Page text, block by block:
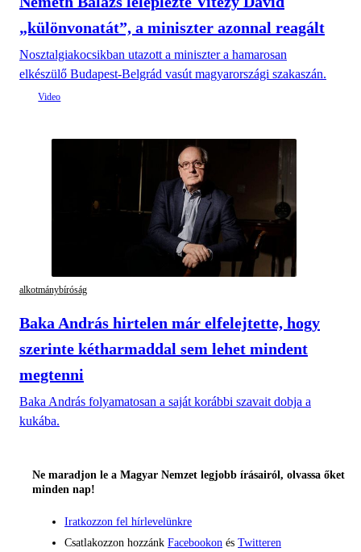
„különvonatát”, a miniszter azonnal reagált
Nosztalgiakocsikban utazott a miniszter a hamarosan
elkészülő Budapest-Belgrád vasút magyarországi szakaszán.
alkotmánybíróság
Baka András hirtelen már elfelejtette, hogy
szerinte kétharmaddal sem lehet mindent
megtenni
Baka András folyamatosan a saját korábbi szavait dobja a
kukába.
Ne maradjon le a Magyar Nemzet legjobb írásairól, olvassa őket
minden nap!
Iratkozzon fel hírlevelünkre
Csatlakozzon hozzánk Facebookon és Twitteren